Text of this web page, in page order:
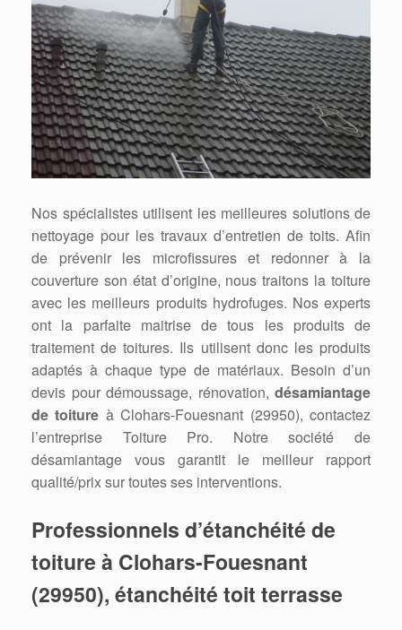
Nos spécialistes utilisent les meilleures solutions de
nettoyage pour les travaux d’entretien de toits. Afin
de prévenir les microfissures et redonner à la
couverture son état d’origine, nous traitons la toiture
avec les meilleurs produits hydrofuges. Nos experts
ont la parfaite maitrise de tous les produits de
traitement de toitures. Ils utilisent donc les produits
adaptés à chaque type de matériaux. Besoin d’un
devis pour démoussage, rénovation, désamiantage
de toiture à Clohars-Fouesnant (29950), contactez
l’entreprise Toiture Pro. Notre société de
désamiantage vous garantit le meilleur rapport
qualité/prix sur toutes ses interventions.
Professionnels d’étanchéité de
toiture à Clohars-Fouesnant
(29950), étanchéité toit terrasse